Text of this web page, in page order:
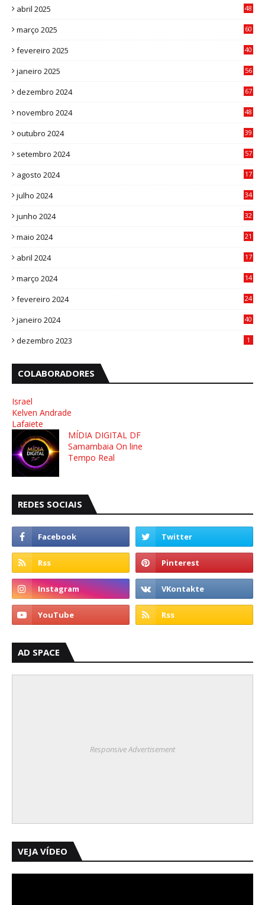
abril 2025
48
março 2025
60
fevereiro 2025
40
janeiro 2025
56
dezembro 2024
67
novembro 2024
48
outubro 2024
39
setembro 2024
57
agosto 2024
17
julho 2024
34
junho 2024
32
maio 2024
21
abril 2024
17
março 2024
14
fevereiro 2024
24
janeiro 2024
40
dezembro 2023 1
COLABORADORES
Israel
Kelven Andrade
Lafaiete
MÍDIA DIGITAL DF
Samambaia On line
Tempo Real
REDES SOCIAIS
AD SPACE
Responsive Advertisement
VEJA VÍDEO